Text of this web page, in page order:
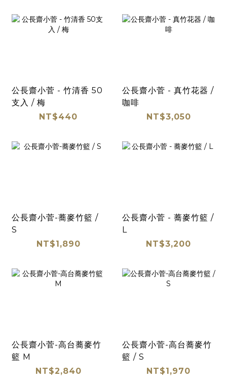
公長齋小菅 - 竹清香 50
支入 / 梅
NT$440
公長齋小菅 - 真竹花器 /
咖啡
NT$3,050
公長齋小菅-蕎麥竹籃 /
S
NT$1,890
公長齋小菅 - 蕎麥竹籃 /
L
NT$3,200
公長齋小菅-高台蕎麥竹
籃 M
NT$2,840
公長齋小菅-高台蕎麥竹
籃 / S
NT$1,970